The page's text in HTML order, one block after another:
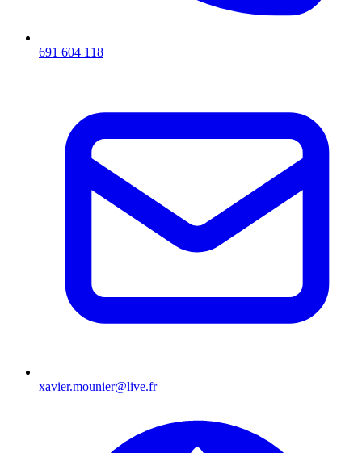
691 604 118
xavier.mounier@live.fr